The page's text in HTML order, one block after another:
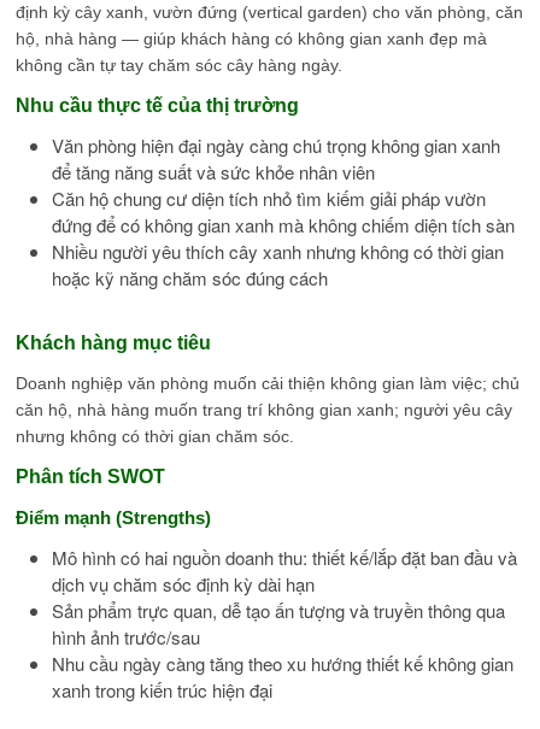
định kỳ cây xanh, vườn đứng (vertical garden) cho văn phòng, căn
hộ, nhà hàng — giúp khách hàng có không gian xanh đẹp mà
không cần tự tay chăm sóc cây hàng ngày.
Nhu cầu thực tế của thị trường
Văn phòng hiện đại ngày càng chú trọng không gian xanh
để tăng năng suất và sức khỏe nhân viên
Căn hộ chung cư diện tích nhỏ tìm kiếm giải pháp vườn
đứng để có không gian xanh mà không chiếm diện tích sàn
Nhiều người yêu thích cây xanh nhưng không có thời gian
hoặc kỹ năng chăm sóc đúng cách
Khách hàng mục tiêu
Doanh nghiệp văn phòng muốn cải thiện không gian làm việc; chủ
căn hộ, nhà hàng muốn trang trí không gian xanh; người yêu cây
nhưng không có thời gian chăm sóc.
Phân tích SWOT
Điểm mạnh (Strengths)
Mô hình có hai nguồn doanh thu: thiết kế/lắp đặt ban đầu và
dịch vụ chăm sóc định kỳ dài hạn
Sản phẩm trực quan, dễ tạo ấn tượng và truyền thông qua
hình ảnh trước/sau
Nhu cầu ngày càng tăng theo xu hướng thiết kế không gian
xanh trong kiến trúc hiện đại